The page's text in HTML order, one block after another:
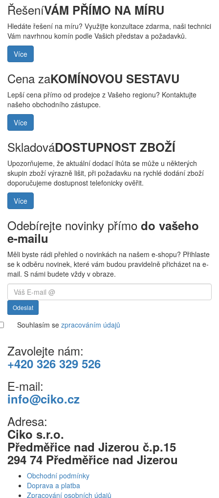
ŘešeníVÁM PŘÍMO NA MÍRU
Hledáte řešení na míru? Využijte konzultace zdarma, naši technici
Vám navrhnou komín podle Vašich představ a požadavků.
Více
Cena zaKOMÍNOVOU SESTAVU
Lepší cena přímo od prodejce z Vašeho regionu? Kontaktujte
našeho obchodního zástupce.
Více
SkladováDOSTUPNOST ZBOŽÍ
Upozorňujeme, že aktuální dodací lhůta se může u některých
skupin zboží výrazně lišit, při požadavku na rychlé dodání zboží
doporučujeme dostupnost telefonicky ověřit.
Více
Odebírejte novinky přímo do vašeho
e-mailu
Měli byste rádi přehled o novinkách na našem e-shopu? Přihlaste
se k odběru novinek, které vám budou pravidelně přicházet na e-
mail. S námi budete vždy v obraze.
Odeslat
Souhlasím se zpracováním údajů
Zavolejte nám:
+420 326 329 526
E-mail:
info@ciko.cz
Adresa:
Ciko s.r.o.
Předměřice nad Jizerou č.p.15
294 74 Předměřice nad Jizerou
Obchodní podmínky
Doprava a platba
Zpracování osobních údajů